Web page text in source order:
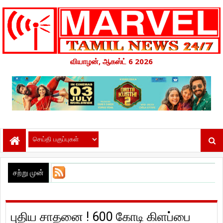
வியாழன், ஆகஸ்ட் 6 2026
சற்று முன்
புதிய சாதனை ! 600 கோடி கிளப்பை